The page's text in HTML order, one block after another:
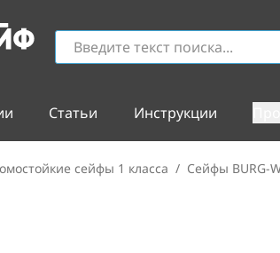
Статьи Инструкции
сейфы 1 класса / Сейфы BURG-